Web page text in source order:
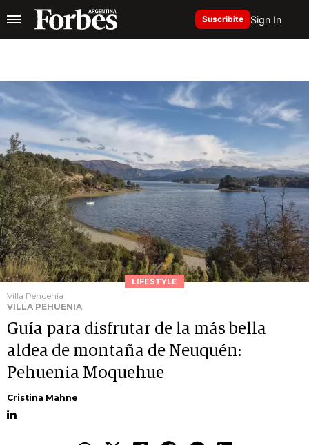
Suscribite Sign In
LIFESTYLE
Villa Pehuenia
VILLA PEHUENIA
Guía para disfrutar de la más bella
aldea de montaña de Neuquén:
Pehuenia Moquehue
Cristina Mahne